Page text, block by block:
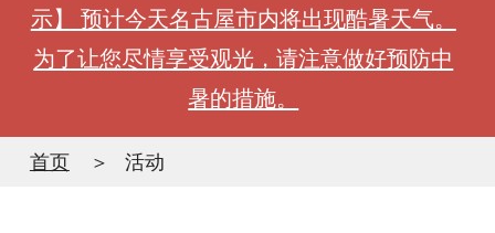
示】 预计今天名古屋市内将出现酷暑天气。
为了让您尽情享受观光，请注意做好预防中
暑的措施。
首页 活动